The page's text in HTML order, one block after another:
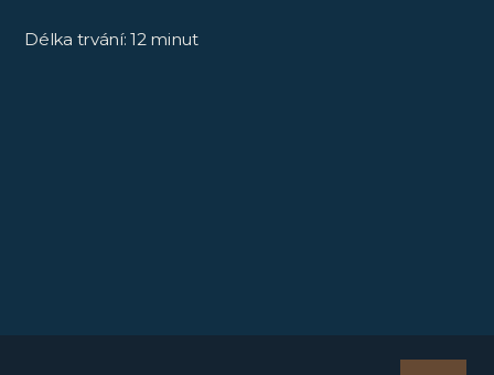
Délka trvání: 12 minut